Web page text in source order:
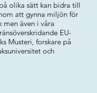
olika sätt kan bidra till
att gynna miljön för
även i våra
EU-
Musteri, forskare på
och